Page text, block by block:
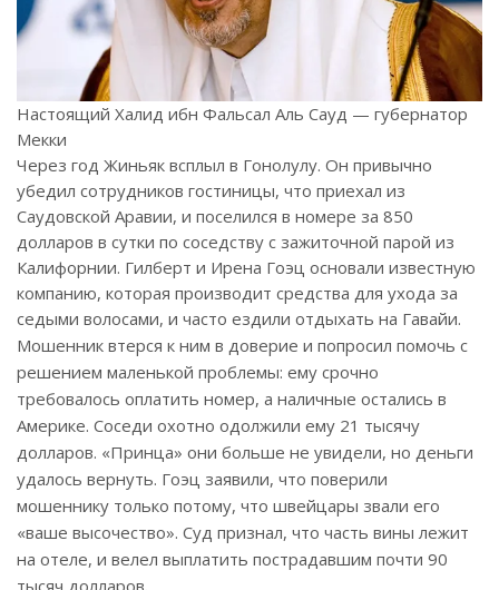
Настоящий Халид ибн Фальсал Аль Сауд — губернатор
Мекки
Через год Жиньяк всплыл в Гонолулу. Он привычно
убедил сотрудников гостиницы, что приехал из
Саудовской Аравии, и поселился в номере за 850
долларов в сутки по соседству с зажиточной парой из
Калифорнии. Гилберт и Ирена Гоэц основали известную
компанию, которая производит средства для ухода за
седыми волосами, и часто ездили отдыхать на Гавайи.
Мошенник втерся к ним в доверие и попросил помочь с
решением маленькой проблемы: ему срочно
требовалось оплатить номер, а наличные остались в
Америке. Соседи охотно одолжили ему 21 тысячу
долларов. «Принца» они больше не увидели, но деньги
удалось вернуть. Гоэц заявили, что поверили
мошеннику только потому, что швейцары звали его
«ваше высочество». Суд признал, что часть вины лежит
на отеле, и велел выплатить пострадавшим почти 90